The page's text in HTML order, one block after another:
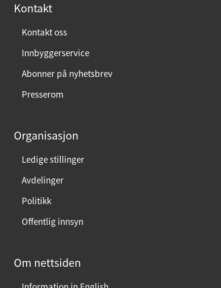
Kontakt
Kontakt oss
Innbyggerservice
Abonner på nyhetsbrev
Presserom
Organisasjon
Ledige stillinger
Avdelinger
Politikk
Offentlig innsyn
Om nettsiden